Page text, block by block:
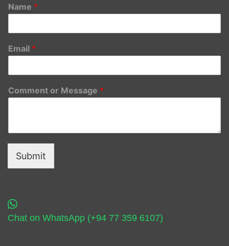
Name *
Email *
Comment or Message *
Submit
Chat on WhatsApp (+94 77 359 6107)